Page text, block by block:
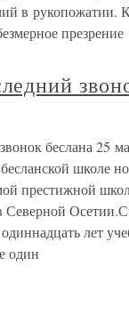
в рукопожатии.
презрение
беслана 25
школе
престижной
Северной
лет
один